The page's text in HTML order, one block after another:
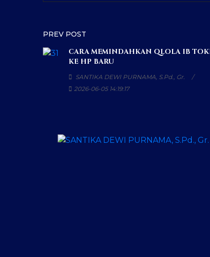
PREV POST
CARA MEMINDAHKAN QLOLA IB
KE HP BARU
SANTIKA DEWI PURNAMA, S.Pd., Gr.
2026-06-05 14:19:17